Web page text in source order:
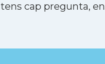
cap pregunta,